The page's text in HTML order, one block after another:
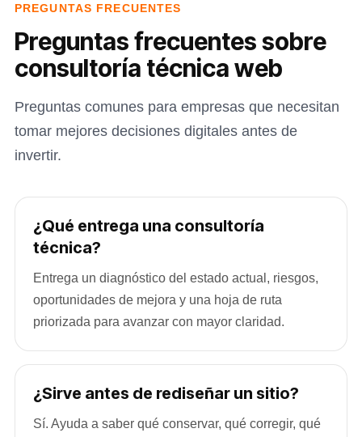
PREGUNTAS FRECUENTES
Preguntas frecuentes sobre
consultoría técnica web
Preguntas comunes para empresas que necesitan
tomar mejores decisiones digitales antes de
invertir.
¿Qué entrega una consultoría
técnica?
Entrega un diagnóstico del estado actual, riesgos,
oportunidades de mejora y una hoja de ruta
priorizada para avanzar con mayor claridad.
¿Sirve antes de rediseñar un sitio?
Sí. Ayuda a saber qué conservar, qué corregir, qué